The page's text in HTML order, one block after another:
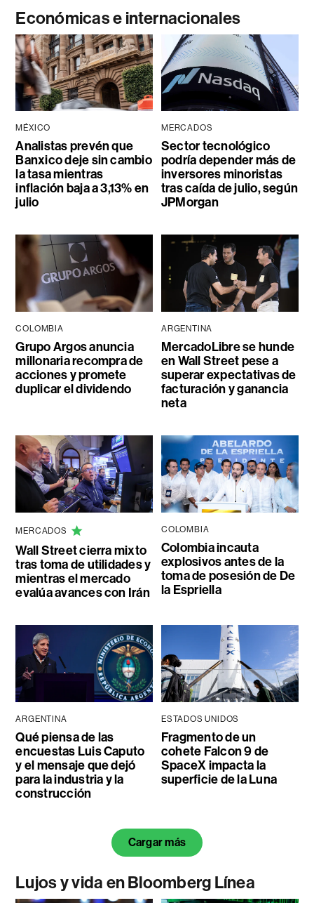
Económicas e internacionales
MÉXICO
Analistas prevén que
Banxico deje sin cambio
la tasa mientras
inflación baja a 3,13% en
julio
MERCADOS
Sector tecnológico
podría depender más de
inversores minoristas
tras caída de julio, según
JPMorgan
COLOMBIA
Grupo Argos anuncia
millonaria recompra de
acciones y promete
duplicar el dividendo
ARGENTINA
MercadoLibre se hunde
en Wall Street pese a
superar expectativas de
facturación y ganancia
neta
MERCADOS
Wall Street cierra mixto
tras toma de utilidades y
mientras el mercado
evalúa avances con Irán
COLOMBIA
Colombia incauta
explosivos antes de la
toma de posesión de De
la Espriella
ARGENTINA
Qué piensa de las
encuestas Luis Caputo
y el mensaje que dejó
para la industria y la
construcción
ESTADOS UNIDOS
Fragmento de un
cohete Falcon 9 de
SpaceX impacta la
superficie de la Luna
Cargar más
Lujos y vida en Bloomberg Línea